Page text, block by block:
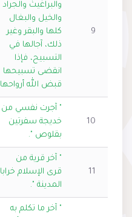
9
والبراغيث والجراد
والخيل والبغال
كلها والبقر وغير
ذلك، آجالها في
التسبيح، فإذا
انقضى تسبيحها
قبض الله أرواحها
10
" آجرت نفسي من
خديجة سفرتين
بقلوص ".
11
" آخر قرية من
قرى الإسلام خرابا
المدينة ".
" آخر ما تكلم به